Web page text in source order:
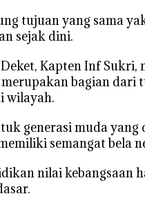
tujuan yang sama
sejak dini.
Kapten Inf Sukri,
bagian dari
wilayah.
generasi muda yang
semangat bela
nilai kebangsaan